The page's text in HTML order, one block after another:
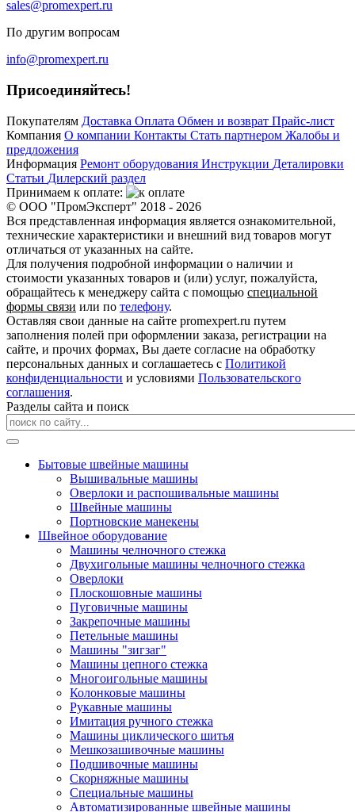
sales@promexpert.ru
По другим вопросам
info@promexpert.ru
Присоединяйтесь!
Покупателям Доставка Оплата Обмен и возврат Прайс-лист
Компания О компании Контакты Стать партнером Жалобы и
предложения
Информация Ремонт оборудования Инструкции Деталировки
Статьи Дилерский раздел
Принимаем к оплате:
© ООО "ПромЭксперт" 2018 - 2026
Вся представленная информация является ознакомительной,
технические характеристики и внешний вид товаров могут
отличаться от указанных на сайте.
Для получения подробной информации о наличии и
стоимости указанных товаров и (или) услуг, пожалуйста,
обращайтесь к менеджеру сайта с помощью специальной
формы связи или по телефону.
Оставляя свои данные на сайте promexpert.ru путем
заполнения полей при оформлении заказа, регистрации на
сайте, и прочих формах, Вы даете согласие на обработку
персональных данных и соглашаетесь с Политикой
конфиденциальности и условиями Пользовательского
соглашения.
Разделы сайта и поиск
Бытовые швейные машины
Вышивальные машины
Оверлоки и распошивальные машины
Швейные машины
Портновские манекены
Швейное оборудование
Машины челночного стежка
Двухигольные машины челночного стежка
Оверлоки
Плоскошовные машины
Пуговичные машины
Закрепочные машины
Петельные машины
Машины "зигзаг"
Машины цепного стежка
Многоигольные машины
Колонковые машины
Рукавные машины
Имитация ручного стежка
Машины циклического шитья
Мешкозашивочные машины
Подшивочные машины
Скорняжные машины
Специальные машины
Автоматизированные швейные машины